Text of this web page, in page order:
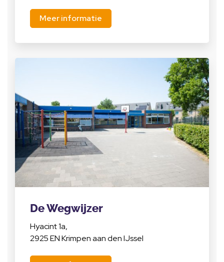
Meer informatie
De Wegwijzer
Hyacint 1a,
2925 EN Krimpen aan den IJssel